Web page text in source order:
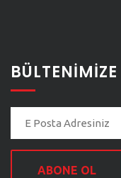
BÜLTENIMIZE
ABONE OL